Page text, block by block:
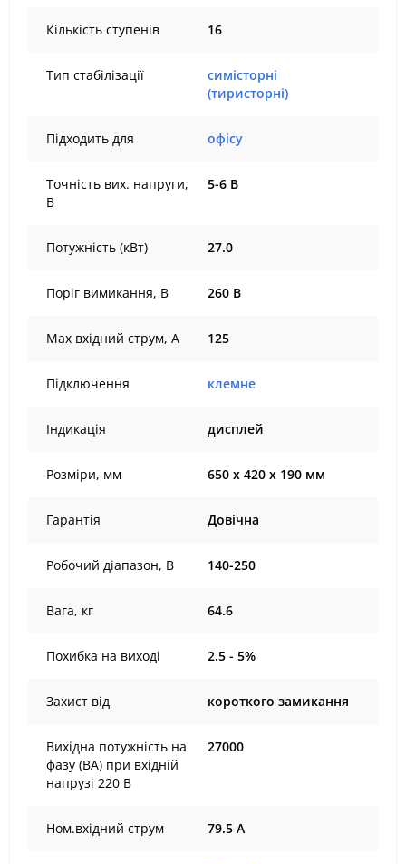
Кількість ступенів 16
Тип стабілізації
симісторні
(тиристорні)
Підходить для офісу
Точність вих. напруги,
В
5-6 В
Потужність (кВт) 27.0
Поріг вимикання, В 260 В
Max вхідний струм, А 125
Підключення клемне
Індикація дисплей
Розміри, мм 650 х 420 х 190 мм
Гарантія Довічна
Робочий діапазон, В 140-250
Вага, кг 64.6
Похибка на виході 2.5 - 5%
Захист від короткого замикання
Вихідна потужність на
фазу (ВА) при вхідній
напрузі 220 В
27000
Ном.вхідний струм 79.5 А